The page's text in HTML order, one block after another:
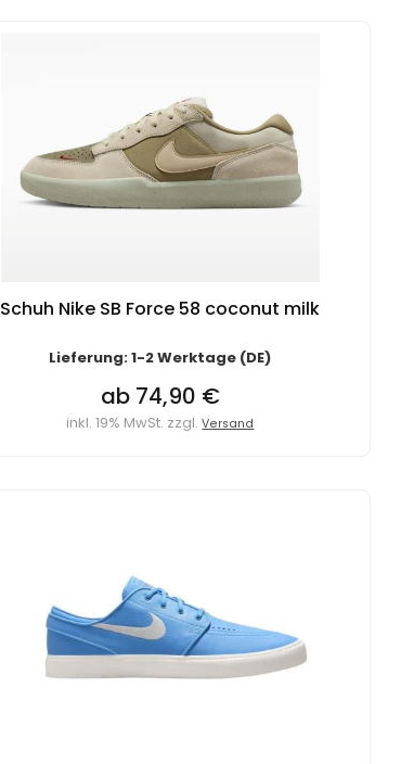
Schuh Nike SB Force 58 coconut milk
Lieferung: 1-2 Werktage (DE)
ab 74,90 €
inkl. 19% MwSt. zzgl.Versand